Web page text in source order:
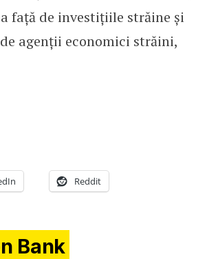
față de investițiile străine și
agenții economici străini,
Reddit
Bank